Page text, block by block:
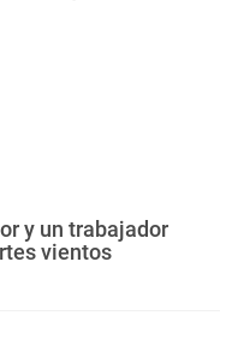
y un trabajador
vientos